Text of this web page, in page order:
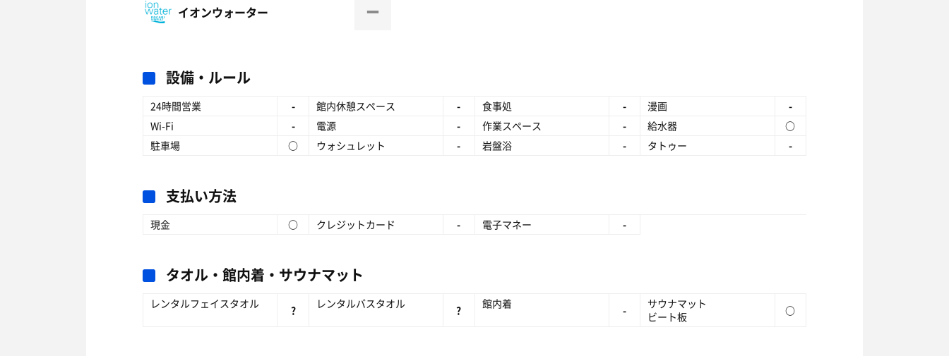
イオンウォーター
設備・ルール
24時間営業 - 館内休憩スペース - 食事処 - 漫画
-
Wi-Fi
- 電源 - 作業スペース - 給水器
○
駐車場
○ ウォシュレット - 岩盤浴 - タトゥー -
支払い方法
現金 ○ クレジットカード - 電子マネー -
タオル・館内着・サウナマット
レンタルフェイスタオル ? レンタルバスタオル ? 館内着 -
サウナマット
ビート板
○